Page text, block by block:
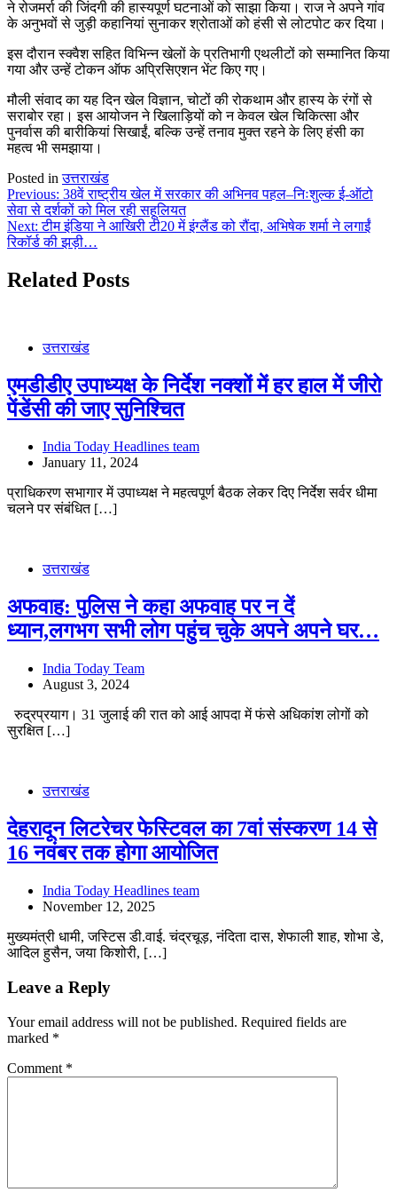
ने रोजमर्रा की जिंदगी की हास्यपूर्ण घटनाओं को साझा किया। राज ने अपने गांव
के अनुभवों से जुड़ी कहानियां सुनाकर श्रोताओं को हंसी से लोटपोट कर दिया।
इस दौरान स्क्वैश सहित विभिन्न खेलों के प्रतिभागी एथलीटों को सम्मानित किया
गया और उन्हें टोकन ऑफ अप्रिसिएशन भेंट किए गए।
मौली संवाद का यह दिन खेल विज्ञान, चोटों की रोकथाम और हास्य के रंगों से
सराबोर रहा। इस आयोजन ने खिलाड़ियों को न केवल खेल चिकित्सा और
पुनर्वास की बारीकियां सिखाईं, बल्कि उन्हें तनाव मुक्त रहने के लिए हंसी का
महत्व भी समझाया।
Posted inउत्तराखंड
Post
navigation
Previous: 38वें राष्ट्रीय खेल में सरकार की अभिनव पहल–निःशुल्क ई-ऑटो
सेवा से दर्शकों को मिल रही सहूलियत
Next: टीम इंडिया ने आखिरी टी20 में इंग्लैंड को रौंदा, अभिषेक शर्मा ने लगाईं
रिकॉर्ड की झड़ी…
Related Posts
उत्तराखंड
एमडीडीए उपाध्यक्ष के निर्देश नक्शों में हर हाल में जीरो
पेंडेंसी की जाए सुनिश्चित
India Today Headlines team
January 11, 2024
प्राधिकरण सभागार में उपाध्यक्ष ने महत्वपूर्ण बैठक लेकर दिए निर्देश सर्वर धीमा
चलने पर संबंधित […]
उत्तराखंड
अफवाह: पुलिस ने कहा अफवाह पर न दें
ध्यान,लगभग सभी लोग पहुंच चुके अपने अपने घर…
India Today Team
August 3, 2024
रुद्रप्रयाग। 31 जुलाई की रात को आई आपदा में फंसे अधिकांश लोगों को
सुरक्षित […]
उत्तराखंड
देहरादून लिटरेचर फेस्टिवल का 7वां संस्करण 14 से
16 नवंबर तक होगा आयोजित
India Today Headlines team
November 12, 2025
मुख्यमंत्री धामी, जस्टिस डी.वाई. चंद्रचूड़, नंदिता दास, शेफाली शाह, शोभा डे,
आदिल हुसैन, जया किशोरी, […]
Leave a Reply
Your email address will not be published. Required fields are
marked *
Comment *